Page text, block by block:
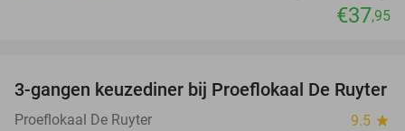
€37,95
33%
3-gangen keuzediner bij Proeflokaal De Ruyter
Proeflokaal De Ruyter 9.5 star